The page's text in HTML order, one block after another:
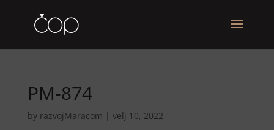
PM-874
by razvojMaracom | velj 10, 2022